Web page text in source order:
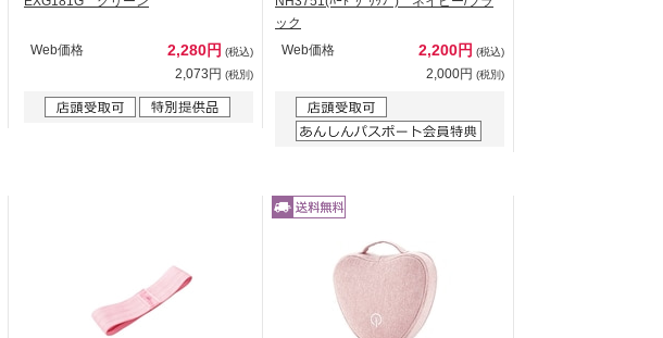
Web価格 2,280円 (税込)
2,073円 (税別)
ック
Web価格
2,200円 (税込)
2,000円 (税別)